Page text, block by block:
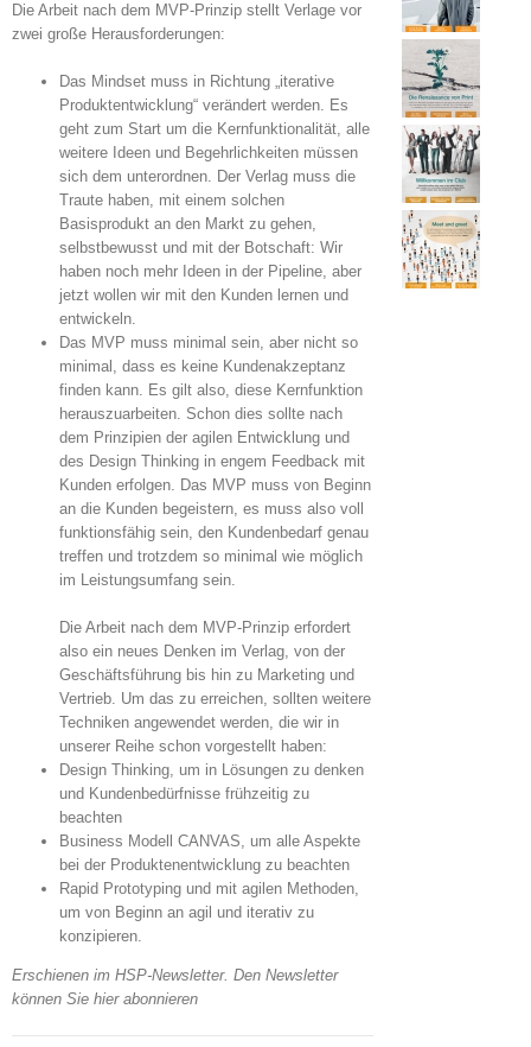
Die Arbeit nach dem MVP-Prinzip stellt Verlage vor
zwei große Herausforderungen:
Das Mindset muss in Richtung „iterative
Produktentwicklung“ verändert werden. Es
geht zum Start um die Kernfunktionalität, alle
weitere Ideen und Begehrlichkeiten müssen
sich dem unterordnen. Der Verlag muss die
Traute haben, mit einem solchen
Basisprodukt an den Markt zu gehen,
selbstbewusst und mit der Botschaft: Wir
haben noch mehr Ideen in der Pipeline, aber
jetzt wollen wir mit den Kunden lernen und
entwickeln.
Das MVP muss minimal sein, aber nicht so
minimal, dass es keine Kundenakzeptanz
finden kann. Es gilt also, diese Kernfunktion
herauszuarbeiten. Schon dies sollte nach
dem Prinzipien der agilen Entwicklung und
des Design Thinking in engem Feedback mit
Kunden erfolgen. Das MVP muss von Beginn
an die Kunden begeistern, es muss also voll
funktionsfähig sein, den Kundenbedarf genau
treffen und trotzdem so minimal wie möglich
im Leistungsumfang sein.
Die Arbeit nach dem MVP-Prinzip erfordert
also ein neues Denken im Verlag, von der
Geschäftsführung bis hin zu Marketing und
Vertrieb. Um das zu erreichen, sollten weitere
Techniken angewendet werden, die wir in
unserer Reihe schon vorgestellt haben:
Design Thinking, um in Lösungen zu denken
und Kundenbedürfnisse frühzeitig zu
beachten
Business Modell CANVAS, um alle Aspekte
bei der Produktenentwicklung zu beachten
Rapid Prototyping und mit agilen Methoden,
um von Beginn an agil und iterativ zu
konzipieren.
Erschienen im HSP-Newsletter. Den Newsletter
können Sie hier abonnieren